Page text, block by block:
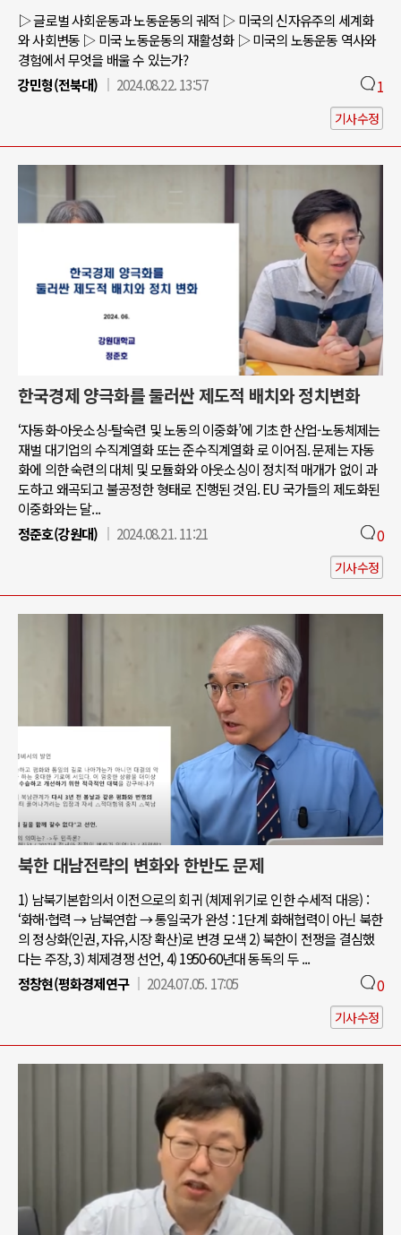
▷ 글로벌 사회운동과 노동운동의 궤적 ▷ 미국의 신자유주의 세계화
와 사회변동 ▷ 미국 노동운동의 재활성화 ▷ 미국의 노동운동 역사와
경험에서 무엇을 배울 수 있는가?
강민형(전북대)
2024.08.22. 13:57 1
기사수정
한국경제 양극화를 둘러싼 제도적 배치와 정치변화
‘자동화-아웃소싱-탈숙련 및 노동의 이중화’에 기초한 산업-노동체제는
재벌 대기업의 수직계열화 또는 준수직계열화 로 이어짐. 문제는 자동
화에 의한 숙련의 대체 및 모듈화와 아웃소싱이 정치적 매개가 없이 과
도하고 왜곡되고 불공정한 형태로 진행된 것임. EU 국가들의 제도화된
이중화와는 달...
정준호(강원대)
2024.08.21. 11:21 0
기사수정
북한 대남전략의 변화와 한반도 문제
1) 남북기본합의서 이전으로의 회귀 (체제위기로 인한 수세적 대응) :
‘화해·협력 → 남북연합 → 통일국가 완성 : 1단계 화해협력이 아닌 북한
의 정상화(인권, 자유,시장 확산)로 변경 모색 2) 북한이 전쟁을 결심했
다는 주장, 3) 체제경쟁 선언, 4) 1950-60년대 동독의 두 ...
정창현(평화경제연구
2024.07.05. 17:05 0
기사수정